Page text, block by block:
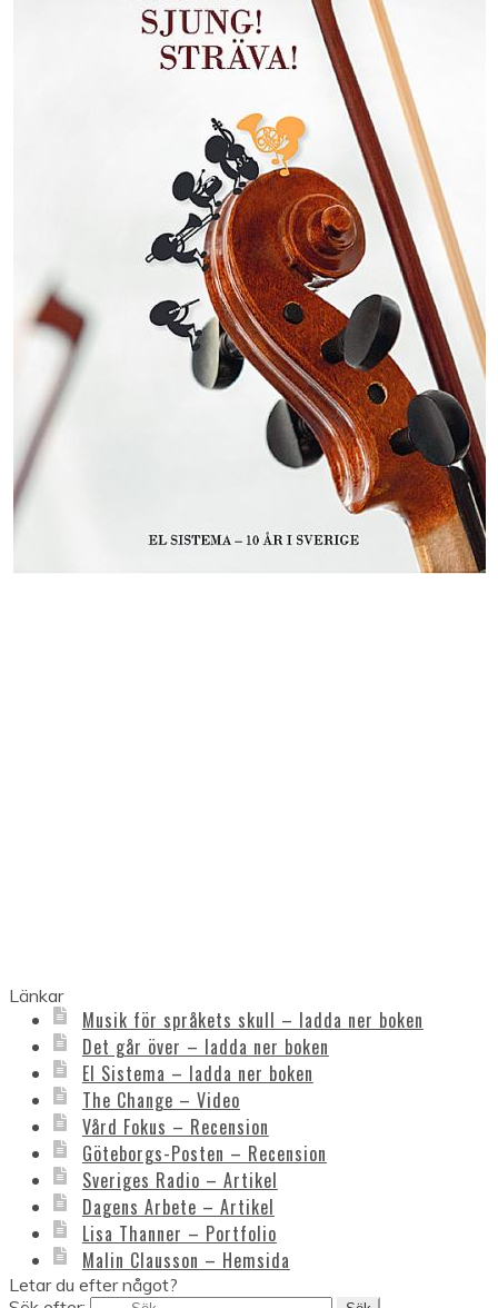
Länkar
Musik för språkets skull – ladda ner boken
Det går över – ladda ner boken
El Sistema – ladda ner boken
The Change – Video
Vård Fokus – Recension
Göteborgs-Posten – Recension
Sveriges Radio – Artikel
Dagens Arbete – Artikel
Lisa Thanner – Portfolio
Malin Clausson – Hemsida
Letar du efter något?